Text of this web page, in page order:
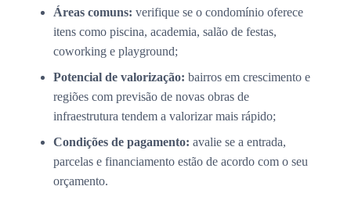
Áreas comuns: verifique se o condomínio oferece
itens como piscina, academia, salão de festas,
coworking e playground;
Potencial de valorização: bairros em crescimento e
regiões com previsão de novas obras de
infraestrutura tendem a valorizar mais rápido;
Condições de pagamento: avalie se a entrada,
parcelas e financiamento estão de acordo com o seu
orçamento.